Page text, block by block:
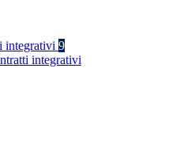
integrativi 9
integrativi